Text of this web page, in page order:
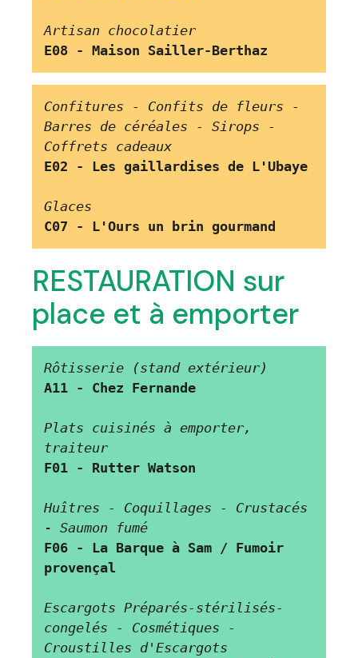
Artisan chocolatier
E08 - Maison Sailler-Berthaz
Confitures - Confits de fleurs -
Barres de céréales - Sirops -
Coffrets cadeaux
E02 - Les gaillardises de L'Ubaye
Glaces
C07 - L'Ours un brin gourmand
RESTAURATION sur
place et à emporter
Rôtisserie
(stand extérieur)
A11 - Chez Fernande
Plats cuisinés à emporter,
traiteur
F01 - Rutter Watson
Huîtres - Coquillages - Crustacés
- Saumon fumé
F06 - La Barque à Sam / Fumoir
provençal
Escargots Préparés-stérilisés-
congelés - Cosmétiques -
Croustilles d'Escargots